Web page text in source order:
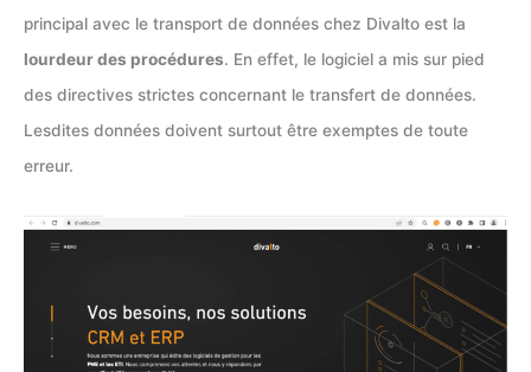
principal avec le transport de données chez Divalto est la
lourdeur des procédures. En effet, le logiciel a mis sur pied
des directives strictes concernant le transfert de données.
Lesdites données doivent surtout être exemptes de toute
erreur.